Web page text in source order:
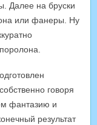
Далее на бруски
или фанеры. Ну
говоря
фантазию и
результат